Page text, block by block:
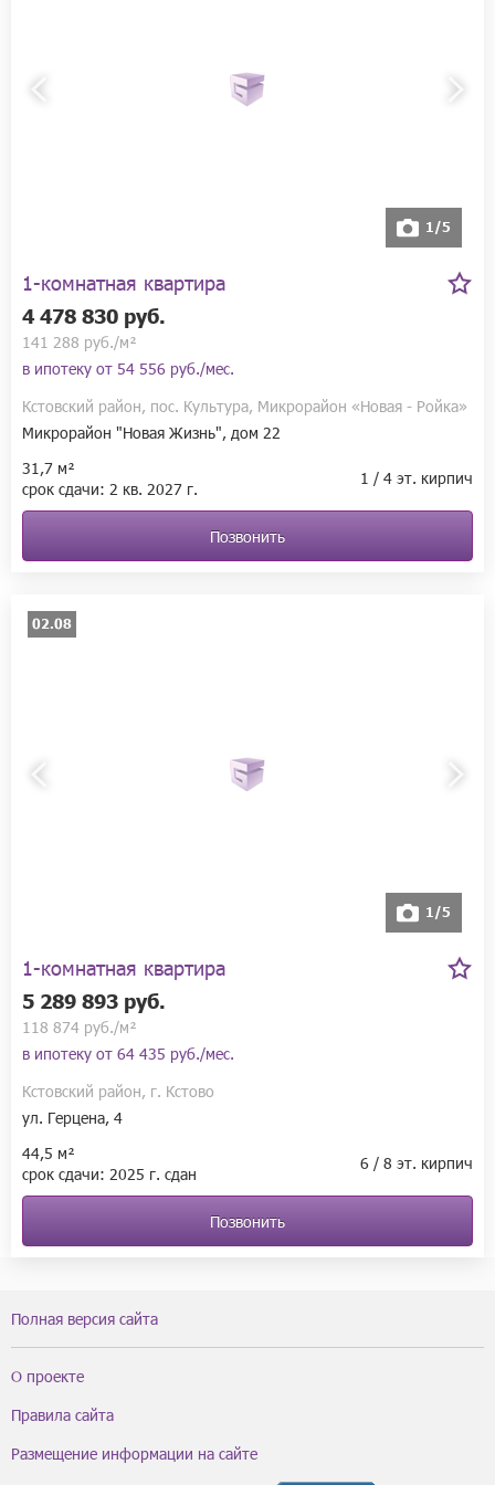
1/5
1-комнатная квартира
4 478 830 руб.
141 288 руб./м²
в ипотеку от 54 556 руб./мес.
Кстовский район, пос. Культура, Микрорайон «Новая - Ройка»
Микрорайон "Новая Жизнь", дом 22
31,7 м²
срок сдачи: 2 кв. 2027 г. 1 / 4 эт. кирпич
Позвонить
02.08
1/5
1-комнатная квартира
5 289 893 руб.
118 874 руб./м²
в ипотеку от 64 435 руб./мес.
Кстовский район, г. Кстово
ул. Герцена, 4
44,5 м²
срок сдачи: 2025 г. сдан 6 / 8 эт. кирпич
Позвонить
Полная версия сайта
О проекте
Правила сайта
Размещение информации на сайте